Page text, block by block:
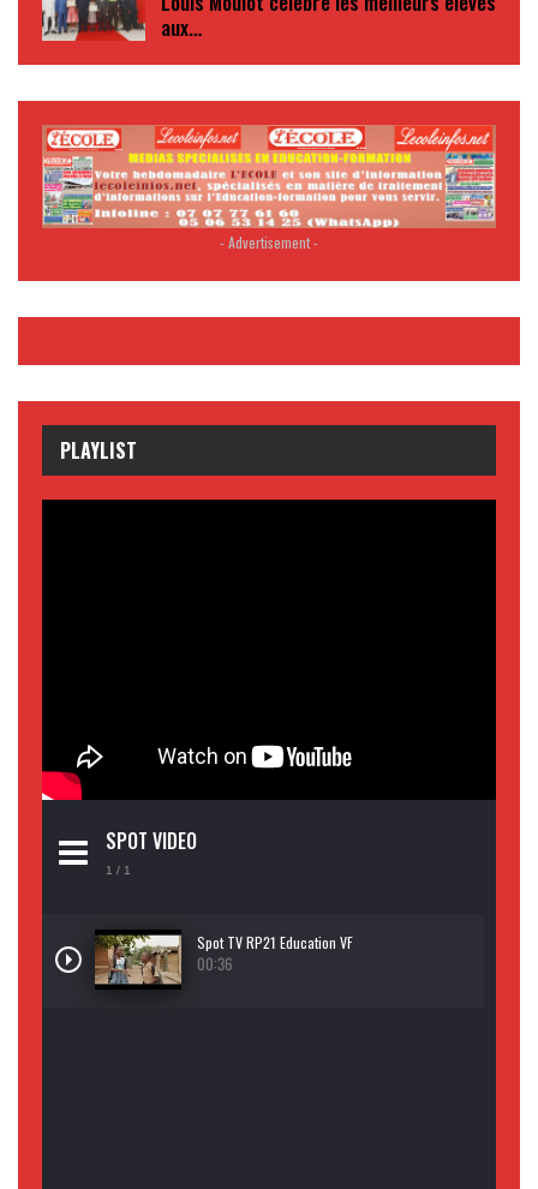
aux…
- Advertisement -
PLAYLIST
SPOT VIDEO
1 / 1
Spot TV RP21 Education VF
00:36